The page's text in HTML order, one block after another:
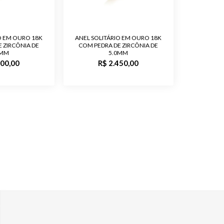
EM OURO 18K
ZIRCÔNIA DE
ANEL SOLITÁRIO EM OURO 18K
COM PEDRA DE ZIRCÔNIA DE
5.0MM
R$ 2.450,00